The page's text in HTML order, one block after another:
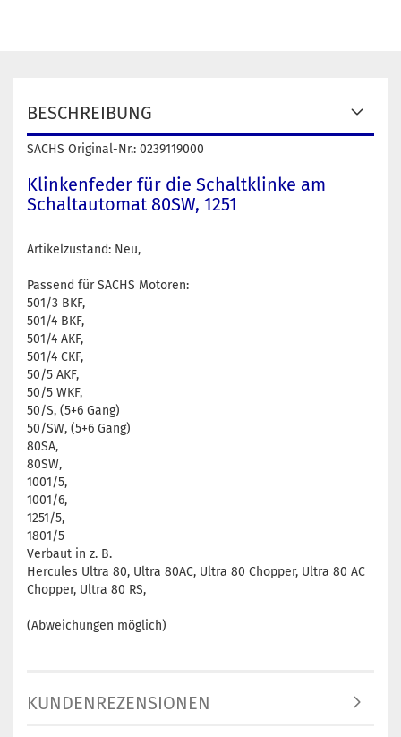
BESCHREIBUNG
SACHS Original-Nr.: 0239119000
Klinkenfeder für die Schaltklinke am
Schaltautomat 80SW, 1251
Artikelzustand: Neu,
Passend für SACHS Motoren:
501/3 BKF,
501/4 BKF,
501/4 AKF,
501/4 CKF,
50/5 AKF,
50/5 WKF,
50/S, (5+6 Gang)
50/SW, (5+6 Gang)
80SA,
80SW,
1001/5,
1001/6,
1251/5,
1801/5
Verbaut in z. B.
Hercules Ultra 80, Ultra 80AC, Ultra 80 Chopper, Ultra 80 AC
Chopper, Ultra 80 RS,
(Abweichungen möglich)
KUNDENREZENSIONEN